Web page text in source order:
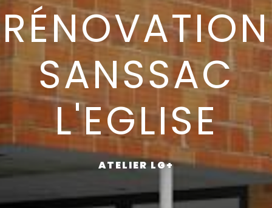
RÉNOVATION
SANSSAC
L'EGLISE
ATELIER LG+